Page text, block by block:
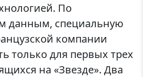
По
данным, специальную
компании
только для первых трех
на «Звезде». Два